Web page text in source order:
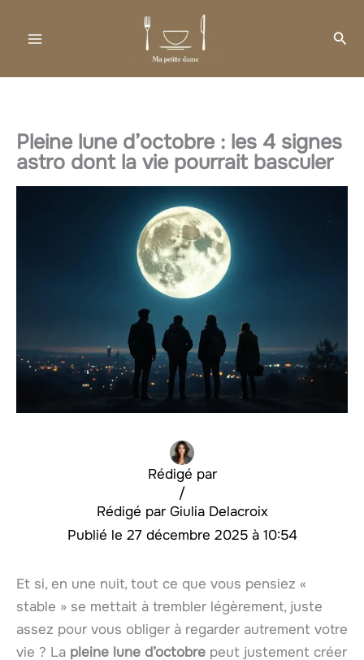
Pleine lune d’octobre : les 4 signes
astro dont la vie pourrait basculer
Rédigé par
Giulia Delacroix
/
27 décembre 2025 à 10:54
Et si, en une nuit, tout ce que vous pensiez «
stable » se mettait à trembler légèrement, juste
assez pour vous obliger à regarder autrement votre
vie ? La pleine lune d’octobre peut justement créer